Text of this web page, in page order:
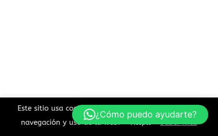
Este sitio usa cookies para mejorar la experiencia de
navegación y uso de la web.
Acepto Saber más
¿Cómo puedo ayudarte?